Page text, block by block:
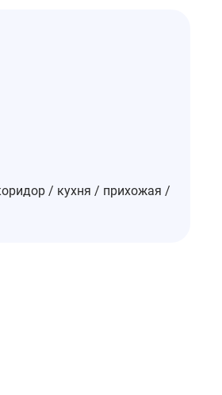
/ кухня / прихожая /